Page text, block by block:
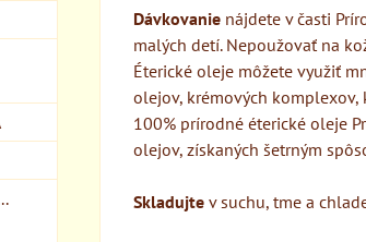
Dávkovanie nájdete v časti
malých detí. Nepoužovať na
Éterické oleje môžete využiť
olejov, krémových komplexov,
100% prírodné éterické oleje
olejov, získaných šetrným
Skladujte v suchu, tme a